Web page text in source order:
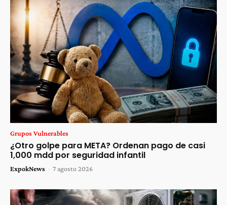
Grupos Vulnerables
¿Otro golpe para META? Ordenan pago de casi
1,000 mdd por seguridad infantil
ExpokNews - 7 agosto 2026